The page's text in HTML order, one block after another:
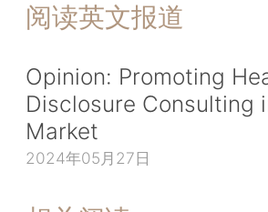
阅读英文报道
Opinion: Promoting
Disclosure Consulting
Market
2024年05月27日